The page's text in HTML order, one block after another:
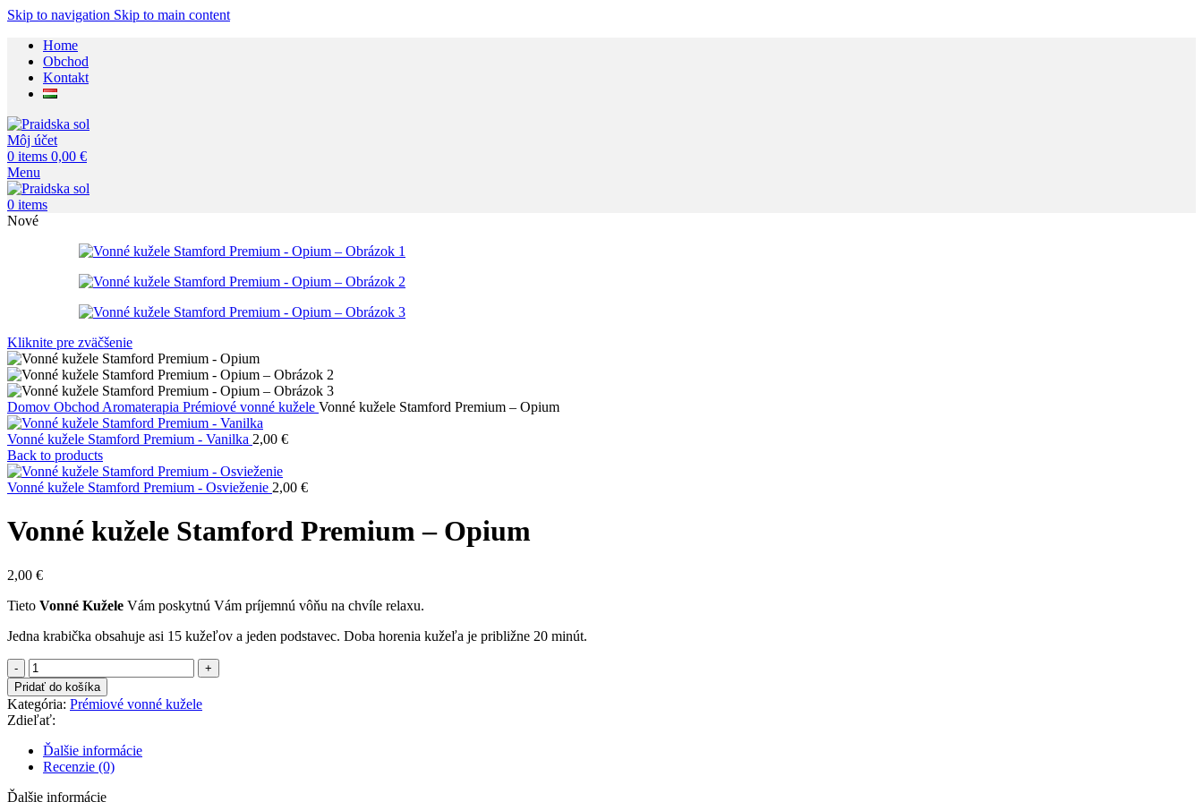
Skip to navigation Skip to main content
Home
Obchod
Kontakt
Môj účet
0 items 0,00 €
Menu
0 items
Nové
Kliknite pre zväčšenie
Domov Obchod Aromaterapia Prémiové vonné kužele Vonné kužele Stamford Premium – Opium
Vonné kužele Stamford Premium - Vanilka 2,00 €
Back to products
Vonné kužele Stamford Premium - Osvieženie 2,00 €
Vonné kužele Stamford Premium – Opium
2,00 €
Tieto Vonné Kužele Vám poskytnú Vám príjemnú vôňu na chvíle relaxu.
Jedna krabička obsahuje asi 15 kužeľov a jeden podstavec. Doba horenia kužeľa je približne 20 minút.
množstvo
Vonné
kužele
Stamford
Premium
-
Opium
Pridať do košíka
Kategória: Prémiové vonné kužele
Zdieľať:
Ďalšie informácie
Recenzie (0)
Ďalšie informácie